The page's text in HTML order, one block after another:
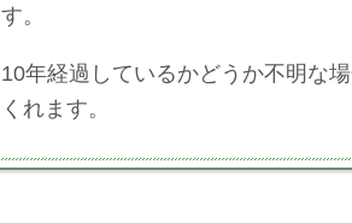
す。
10年経過しているかどうか不明な
くれます。